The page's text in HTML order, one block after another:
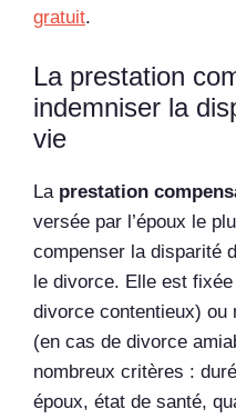
gratuit.
La prestation
indemniser la
vie
La prestation
versée par l’époux le
compenser la disparité
le divorce. Elle est
divorce contentieux) ou
(en cas de divorce
nombreux critères :
époux, état de santé,